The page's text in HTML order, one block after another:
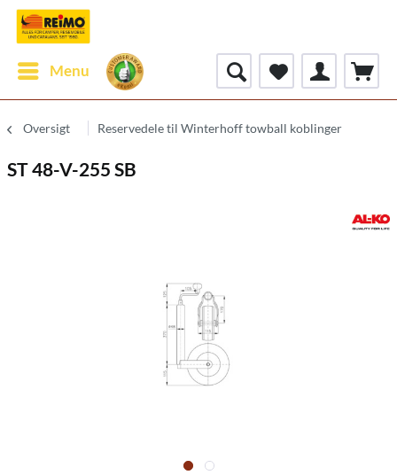
Menu
Oversigt Reservedele til Winterhoff towball koblinger
ST 48-V-255 SB